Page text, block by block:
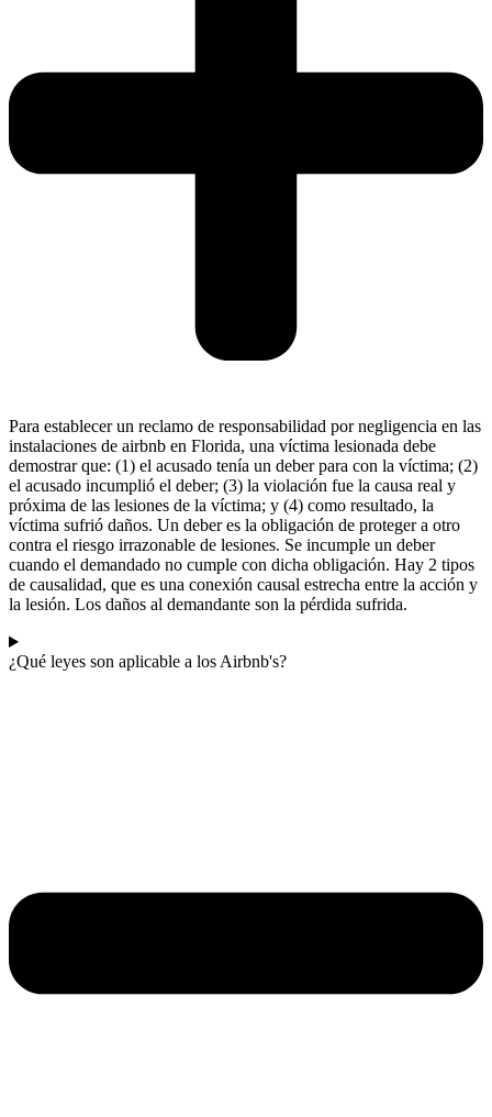
Para establecer un reclamo de responsabilidad por negligencia en las
instalaciones de airbnb en Florida, una víctima lesionada debe
demostrar que: (1) el acusado tenía un deber para con la víctima; (2)
el acusado incumplió el deber; (3) la violación fue la causa real y
próxima de las lesiones de la víctima; y (4) como resultado, la
víctima sufrió daños. Un deber es la obligación de proteger a otro
contra el riesgo irrazonable de lesiones. Se incumple un deber
cuando el demandado no cumple con dicha obligación. Hay 2 tipos
de causalidad, que es una conexión causal estrecha entre la acción y
la lesión. Los daños al demandante son la pérdida sufrida.
¿Qué leyes son aplicable a los Airbnb's?